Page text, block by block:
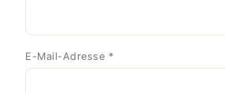
E-Mail-Adresse *